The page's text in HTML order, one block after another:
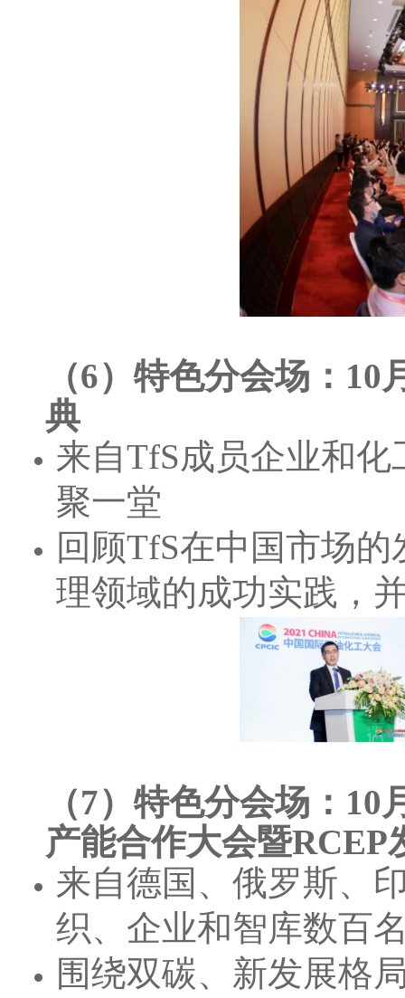
（6）特色分会场：
典
来自TfS成员企业和
聚一堂
回顾TfS在中国市场
理领域的成功实践，
（7）特色分会场：
产能合作大会暨RCEP
来自德国、俄罗斯、
织、企业和智库数百
围绕双碳、新发展格